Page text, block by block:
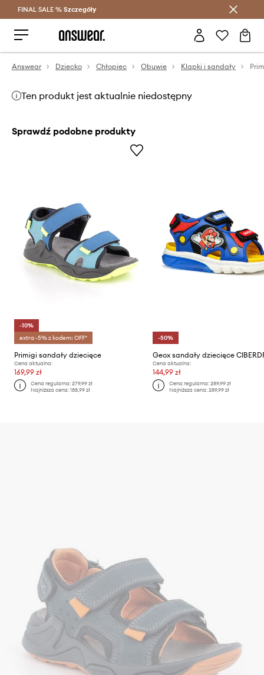
Oszczędzaj z Answear Club >
FINAL SALE % Szczegóły
Answear Dziecko Chłopiec Obuwie Klapki i sandały
Ten produkt jest aktualnie niedostępny
Sprawdź podobne produkty
-10%
extra -5% z kodem: OFF*
Primigi sandały dziecięce
Cena aktualna:
169,99 zł
Cena regularna:279,99 zł
Najniższa cena:188,99 zł
-50%
Geox sandały dziecięce
Cena aktualna:
144,99 zł
Cena regularna: 289,99 zł
Najniższa cena: 289,99 zł